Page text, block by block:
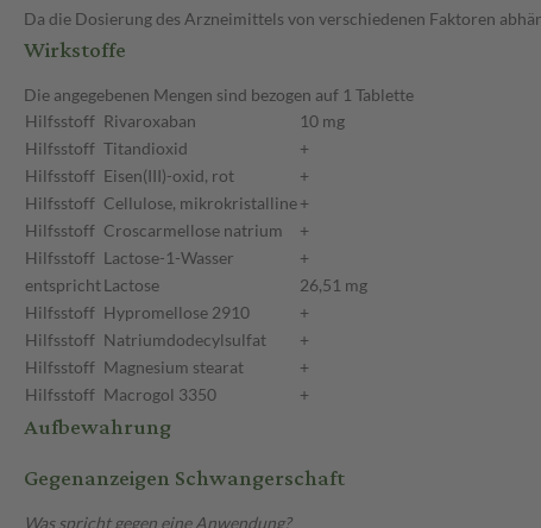
Da die Dosierung des Arzneimittels von verschiedenen Faktoren
Wirkstoffe
Die angegebenen Mengen sind bezogen auf 1 Tablette
Hilfsstoff Rivaroxaban
10 mg
Hilfsstoff Titandioxid
+
Hilfsstoff Eisen(III)-oxid, rot
+
Hilfsstoff Cellulose, mikrokristalline+
Hilfsstoff Croscarmellose natrium
+
Hilfsstoff Lactose-1-Wasser
+
entsprichtLactose
26,51 mg
Hilfsstoff Hypromellose 2910
+
Hilfsstoff Natriumdodecylsulfat
+
Hilfsstoff Magnesium stearat
+
Hilfsstoff Macrogol 3350 +
Aufbewahrung
Gegenanzeigen Schwangerschaft
Was spricht gegen eine Anwendung?